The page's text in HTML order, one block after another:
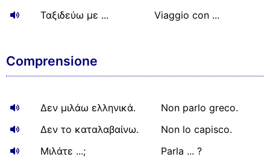
Ταξιδεύω με ... Viaggio con ...
Comprensione
Δεν μιλάω ελληνικά.
Non parlo greco.
Δεν το καταλαβαίνω.
Non lo capisco.
Μιλάτε ...;
Parla ... ?